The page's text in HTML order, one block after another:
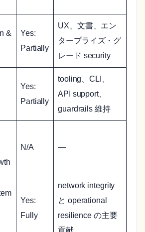
&
Yes:
Partially
UX、文書、エン
タープライズ・グ
レード security
Yes:
Partially
tooling、CLI、
API support、
guardrails 維持
N/A —
Yes:
Fully
network integrity
と operational
resilience の主要